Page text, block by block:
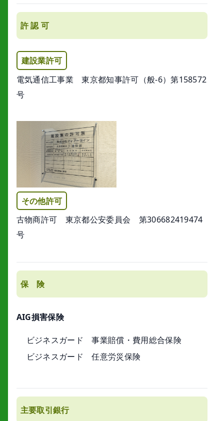
許 認 可
建設業許可
電気通信工事業 東京都知事許可（般-6）第158572
号
その他許可
古物商許可 東京都公安委員会 第306682419474
号
保 険
AIG損害保険
ビジネスガード 事業賠償・費用総合保険
ビジネスガード 任意労災保険
主要取引銀行